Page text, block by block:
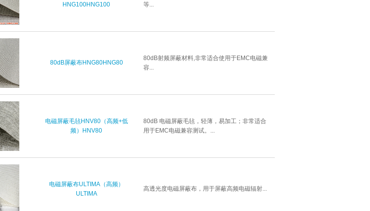
HNG100HNG100
等...
80dB屏蔽布HNG80HNG80
80dB射频屏蔽材料,非常适合使用于EMC电磁兼
容...
电磁屏蔽毛毡HNV80（高频+低
频）HNV80
80dB 电磁屏蔽毛毡，轻薄，易加工；非常适合
用于EMC电磁兼容测试。...
电磁屏蔽布ULTIMA（高频）
ULTIMA
高透光度电磁屏蔽布，用于屏蔽高频电磁辐射...